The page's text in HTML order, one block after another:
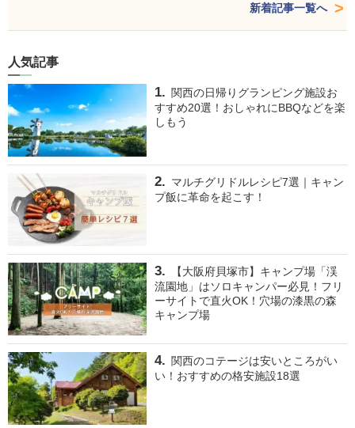
新着記事一覧へ
人気記事
関西の日帰りグランピング施設お
すすめ20選！おしゃれにBBQなどを楽
しもう
マルチグリドルレシピ7選｜キャン
プ飯に革命を起こす！
【大阪府貝塚市】キャンプ場「渓
流園地」はソロキャンパー必見！フリ
ーサイトで直火OK！穴場の漆黒の森
キャンプ場
関西のコテージは安いところがい
い！おすすめの格安施設18選